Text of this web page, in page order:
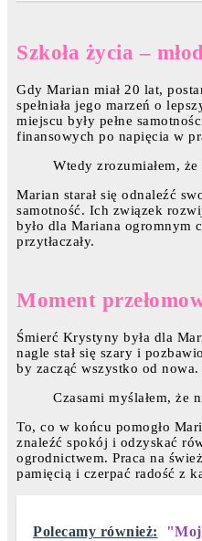
Szkoła życia –
Gdy Marian miał 20 lat,
spełniała jego marzeń o
miejscu były pełne
finansowych po napięcia w
Wtedy zrozumiałem,
Marian starał się odnaleźć
samotność. Ich związek
było dla Mariana ogromnym
przytłaczały.
Moment
Śmierć Krystyny była dla
nagle stał się szary i
by zacząć wszystko od
Czasami myślałem, że
To, co w końcu pomogło
znaleźć spokój i odzyskać
ogrodnictwem. Praca na
pamięcią i czerpać radość z
Polecamy również: